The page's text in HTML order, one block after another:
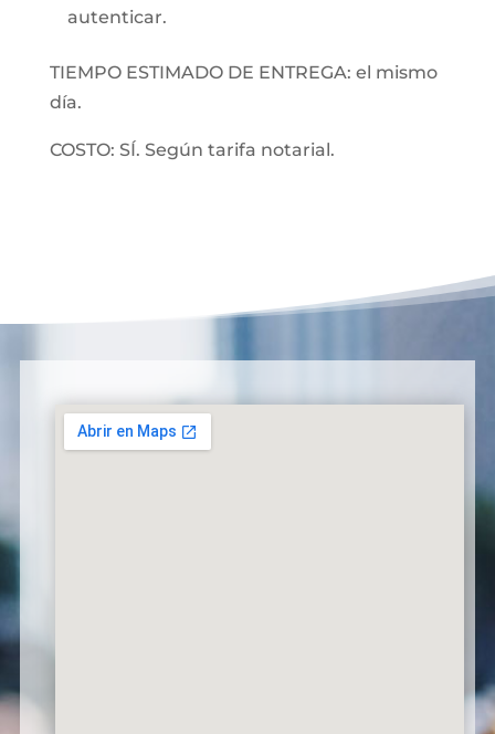
autenticar.
TIEMPO ESTIMADO DE ENTREGA: el mismo
día.
COSTO: SÍ. Según tarifa notarial.